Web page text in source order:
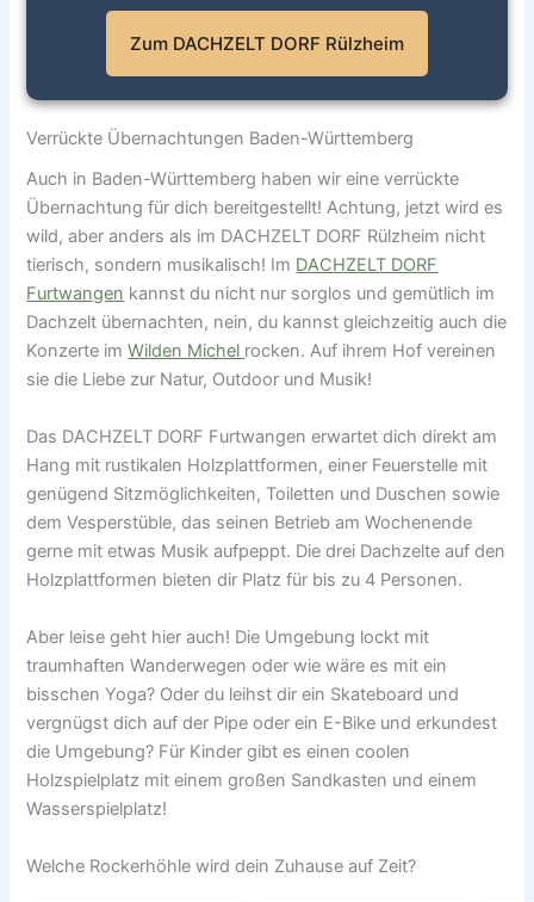
Süden
Limburg,
Montabaur,
Bad Ems)
Westerburg – Weiter Richtung
Rennerod – Langenhahn –
Parkmöglichkeiten & Check-in
Kostenlose Parkplätze stehen direkt am
Campingplatz zur Verfügung. Falls du imDACHZELT
DORF Freilingenübernachtest, parke zunächst auf
dem Parkplatz gegenüber der Campingplatz-
Einfahrt. Die Anmeldung befindet sich am Eingang
Kaiserslautern)
→ AusfahrtRülzheim Süd
Parkmöglichkeiten & Check-in
Das DACHZELT DORFbefindet sich innerhalb des
Camping Resort Rülzheim, direkt am kleinen See.
Einfach am Parkplatz vor dem Haupteingang parken
und zur Rezeption gehen.
Zum DACHZELT DORF Rülzheim
Verrückte Übernachtungen Baden-Württemberg
Auch in Baden-Württemberg haben wir eine verrückte
Übernachtung für dich bereitgestellt! Achtung, jetzt wird es
wild, aber anders als im DACHZELT DORF Rülzheim nicht
tierisch, sondern musikalisch! Im DACHZELT DORF
Furtwangen kannst du nicht nur sorglos und gemütlich im
Dachzelt übernachten, nein, du kannst gleichzeitig auch die
Konzerte imWilden Michel rocken. Auf ihrem Hof vereinen
sie die Liebe zur Natur, Outdoor und Musik!
Das DACHZELT DORF Furtwangen erwartet dich direkt am
Hang mit rustikalen Holzplattformen, einer Feuerstelle mit
genügend Sitzmöglichkeiten, Toiletten und Duschen sowie
dem Vesperstüble, das seinen Betrieb am Wochenende
gerne mit etwas Musik aufpeppt. Die drei Dachzelte auf den
Holzplattformen bieten dir Platz für bis zu 4 Personen.
Aber leise geht hier auch! Die Umgebung lockt mit
traumhaften Wanderwegen oder wie wäre es mit ein
bisschen Yoga? Oder du leihst dir ein Skateboard und
vergnügst dich auf der Pipe oder ein E-Bike und erkundest
die Umgebung? Für Kinder gibt es einen coolen
Holzspielplatz mit einem großen Sandkasten und einem
Wasserspielplatz!
Welche Rockerhöhle wird dein Zuhause auf Zeit?